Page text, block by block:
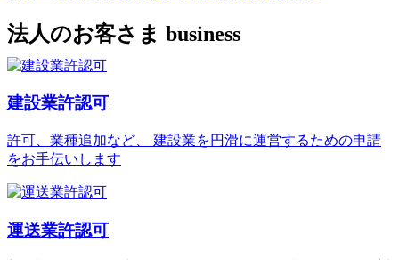
法人のお客さま business
建設業許認可
許可、業種追加など、 建設業を円滑に運営するための申請
をお手伝いします
運送業許認可